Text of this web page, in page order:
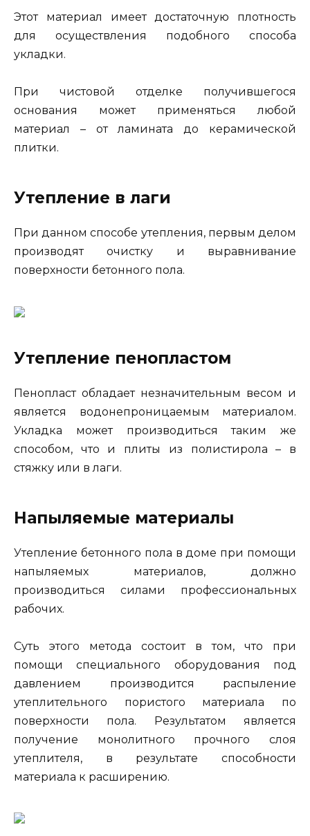
Этот материал имеет достаточную плотность
для осуществления подобного способа
укладки.
При чистовой отделке получившегося
основания может применяться любой
материал – от ламината до керамической
плитки.
Утепление в лаги
При данном способе утепления, первым делом
производят очистку и выравнивание
поверхности бетонного пола.
Утепление пенопластом
Пенопласт обладает незначительным весом и
является водонепроницаемым материалом.
Укладка может производиться таким же
способом, что и плиты из полистирола – в
стяжку или в лаги.
Напыляемые материалы
Утепление бетонного пола в доме при помощи
напыляемых материалов, должно
производиться силами профессиональных
рабочих.
Суть этого метода состоит в том, что при
помощи специального оборудования под
давлением производится распыление
утеплительного пористого материала по
поверхности пола. Результатом является
получение монолитного прочного слоя
утеплителя, в результате способности
материала к расширению.